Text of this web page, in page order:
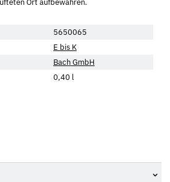
Ort aufbewahren.
5650065
E bis K
Bach GmbH
0,40 l